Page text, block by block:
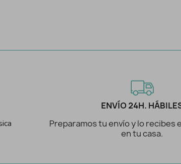
ENVÍO 24H.
Preparamos tu envío y lo recibes
en tu casa.